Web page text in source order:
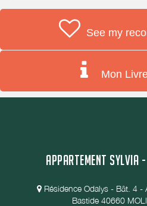
See my
Mon
APPARTEMENT SYLVIA
Résidence Odalys - Bât. 4
Bastide 40660